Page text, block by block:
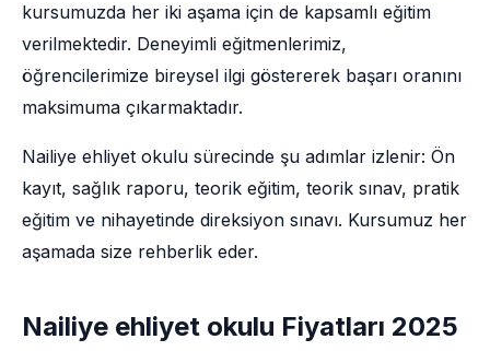
kursumuzda her iki aşama için de kapsamlı eğitim
verilmektedir. Deneyimli eğitmenlerimiz,
öğrencilerimize bireysel ilgi göstererek başarı oranını
maksimuma çıkarmaktadır.
Nailiye ehliyet okulu sürecinde şu adımlar izlenir: Ön
kayıt, sağlık raporu, teorik eğitim, teorik sınav, pratik
eğitim ve nihayetinde direksiyon sınavı. Kursumuz her
aşamada size rehberlik eder.
Nailiye ehliyet okulu Fiyatları 2025